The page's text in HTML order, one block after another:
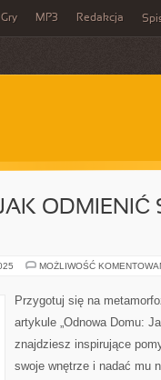
Gry MP3 Redakcja
ODMIENIĆ
MOŻLIWOŚĆ
Przygotuj się na
artykule „Odnowa Domu:
znajdziesz inspirujące
swoje wnętrze i nadać mu